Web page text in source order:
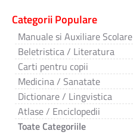
Categorii Populare
Manuale si Auxiliare Scolare
Beletristica / Literatura
Carti pentru copii
Medicina / Sanatate
Dictionare / Lingvistica
Atlase / Enciclopedii
Toate Categoriile